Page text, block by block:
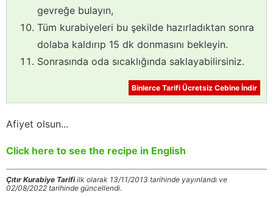
gevreğe bulayın,
Tüm kurabiyeleri bu şekilde hazırladıktan sonra
dolaba kaldırıp 15 dk donmasını bekleyin.
Sonrasında oda sıcaklığında saklayabilirsiniz.
Binlerce Tarifi Ücretsiz Cebine İndir
Afiyet olsun...
Click here to see the recipe in English
Çıtır Kurabiye Tarifiilk olarak 13/11/2013 tarihinde yayınlandı ve
02/08/2022 tarihinde güncellendi.